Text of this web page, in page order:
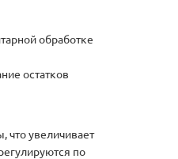
обработке
остатков
что увеличивает
по